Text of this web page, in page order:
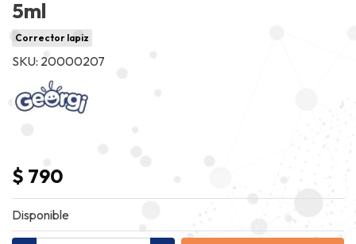
5ml
Corrector lapiz
SKU: 20000207
$ 790
Disponible